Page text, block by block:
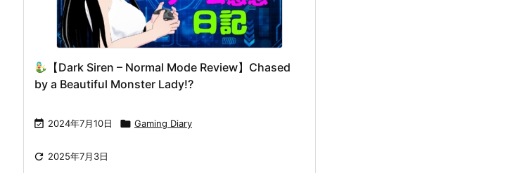
【Dark Siren – Normal Mode Review】Chased
by a Beautiful Monster Lady!?
 2024年7月10日  Gaming Diary
 2025年7月3日